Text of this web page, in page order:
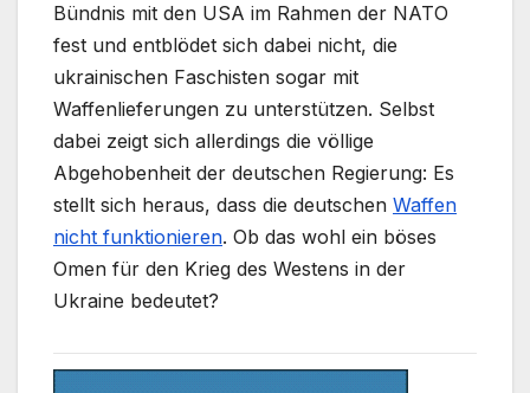
Bündnis mit den USA im Rahmen der NATO
fest und entblödet sich dabei nicht, die
ukrainischen Faschisten sogar mit
Waffenlieferungen zu unterstützen. Selbst
dabei zeigt sich allerdings die völlige
Abgehobenheit der deutschen Regierung: Es
stellt sich heraus, dass die deutschen Waffen
nicht funktionieren. Ob das wohl ein böses
Omen für den Krieg des Westens in der
Ukraine bedeutet?